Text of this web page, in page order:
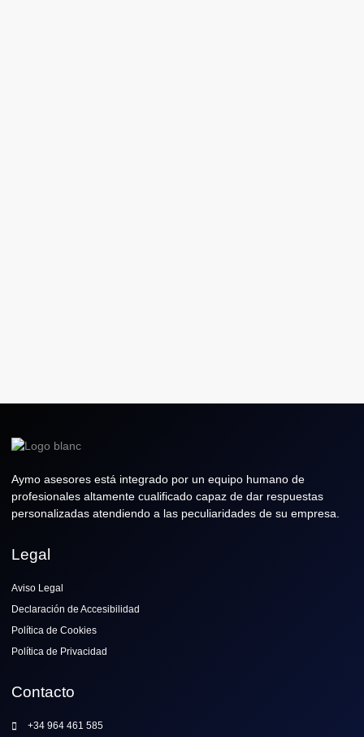
Aymo asesores está integrado por un equipo humano de
profesionales altamente cualificado capaz de dar respuestas
personalizadas atendiendo a las peculiaridades de su empresa.
Legal
Aviso Legal
Declaración de Accesibilidad
Política de Cookies
Política de Privacidad
Contacto
+34 964 461 585